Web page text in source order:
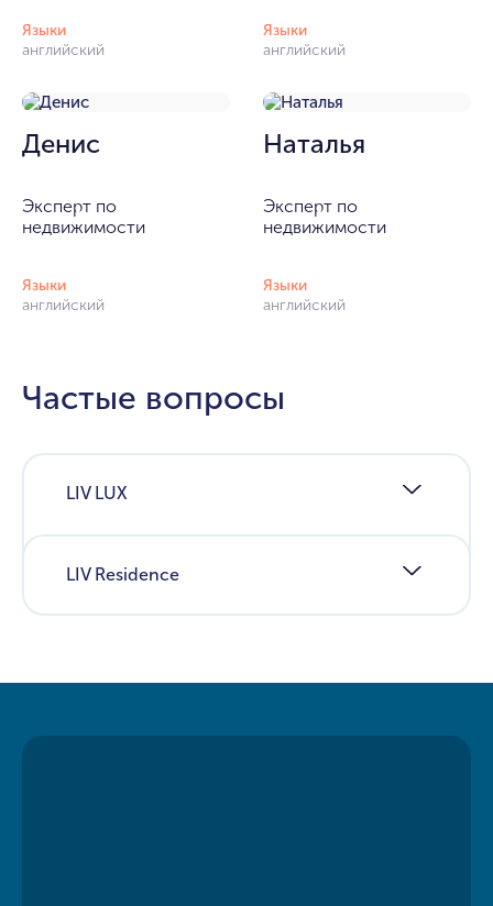
Языки
английский
Языки
английский
Денис
Эксперт по
недвижимости
Языки
английский
Наталья
Эксперт по
недвижимости
Языки
английский
Частые вопросы
LIV LUX
LIV Residence